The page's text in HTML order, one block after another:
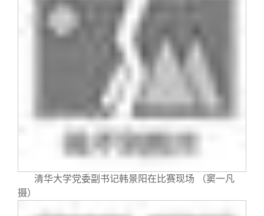
清华大学党委副书记韩景阳在比赛现场 （窦一凡
摄）